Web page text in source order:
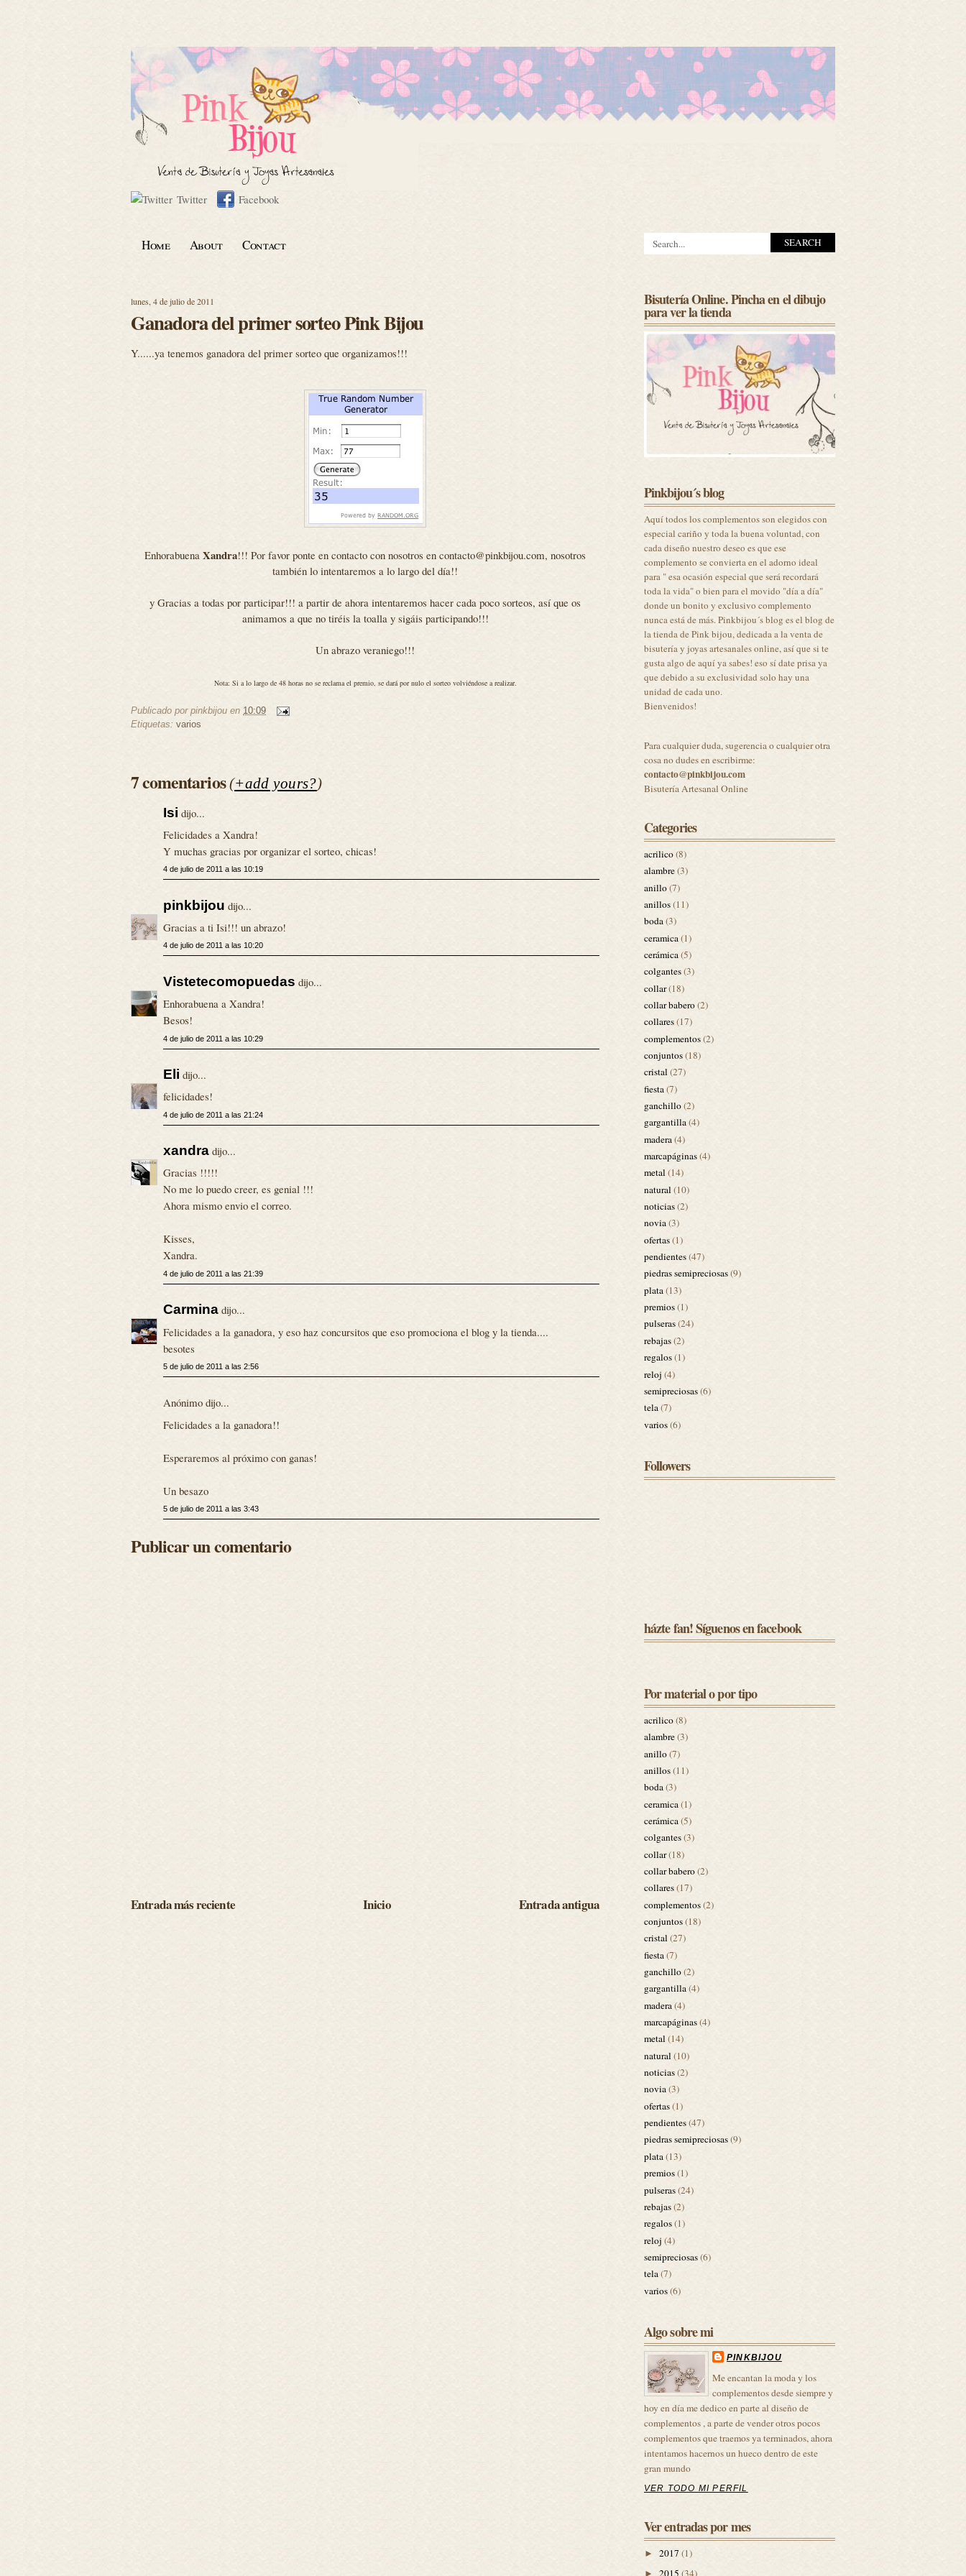
Twitter Facebook
Home About Contact
lunes, 4 de julio de 2011
Ganadora del primer sorteo Pink Bijou
Y......ya tenemos ganadora del primer sorteo que organizamos!!!
Enhorabuena Xandra!!! Por favor ponte en contacto con nosotros en contacto@pinkbijou.com, nosotros
también lo intentaremos a lo largo del día!!
y Gracias a todas por participar!!! a partir de ahora intentaremos hacer cada poco sorteos, así que os
animamos a que no tiréis la toalla y sigáis participando!!!
Un abrazo veraniego!!!
Nota: Si a lo largo de 48 horas no se reclama el premio, se dará por nulo el sorteo volviéndose a realizar.
Publicado por pinkbijou en 10:09
Etiquetas: varios
7 comentarios(+add yours?)
Isi dijo...
Felicidades a Xandra!
Y muchas gracias por organizar el sorteo, chicas!
4 de julio de 2011 a las 10:19
pinkbijou dijo...
Gracias a ti Isi!!! un abrazo!
4 de julio de 2011 a las 10:20
Vistetecomopuedas dijo...
Enhorabuena a Xandra!
Besos!
4 de julio de 2011 a las 10:29
Eli dijo...
felicidades!
4 de julio de 2011 a las 21:24
xandra dijo...
Gracias !!!!!
No me lo puedo creer, es genial !!!
Ahora mismo envio el correo.
Kisses,
Xandra.
4 de julio de 2011 a las 21:39
Carmina dijo...
Felicidades a la ganadora, y eso haz concursitos que eso promociona el blog y la tienda....
besotes
5 de julio de 2011 a las 2:56
Anónimo dijo...
Felicidades a la ganadora!!
Esperaremos al próximo con ganas!
Un besazo
5 de julio de 2011 a las 3:43
Publicar un comentario
Entrada más reciente Entrada antigua
Inicio
Bisutería Online. Pincha en el dibujo
para ver la tienda
Pinkbijou´s blog
Aquí todos los complementos son elegidos con
especial cariño y toda la buena voluntad, con
cada diseño nuestro deseo es que ese
complemento se convierta en el adorno ideal
para " esa ocasión especial que será recordará
toda la vida" o bien para el movido "día a día"
donde un bonito y exclusivo complemento
nunca está de más. Pinkbijou´s blog es el blog de
la tienda de Pink bijou, dedicada a la venta de
bisutería y joyas artesanales online, así que si te
gusta algo de aquí ya sabes! eso sí date prisa ya
que debido a su exclusividad solo hay una
unidad de cada uno.
Bienvenidos!
Para cualquier duda, sugerencia o cualquier otra
cosa no dudes en escribirme:
contacto@pinkbijou.com
Bisutería Artesanal Online
Categories
acrilico(8)
alambre(3)
anillo(7)
anillos(11)
boda(3)
ceramica (1)
cerámica(5)
colgantes(3)
collar(18)
collar babero(2)
collares(17)
complementos(2)
conjuntos(18)
cristal(27)
fiesta(7)
ganchillo(2)
gargantilla(4)
madera(4)
marcapáginas(4)
metal(14)
natural(10)
noticias(2)
novia(3)
ofertas(1)
pendientes(47)
piedras semipreciosas(9)
plata(13)
premios(1)
pulseras(24)
rebajas(2)
regalos(1)
reloj (4)
semipreciosas(6)
tela(7)
varios(6)
Followers
házte fan! Síguenos en facebook
Por material o por tipo
acrilico(8)
alambre(3)
anillo(7)
anillos(11)
boda(3)
ceramica (1)
cerámica(5)
colgantes(3)
collar(18)
collar babero(2)
collares(17)
complementos(2)
conjuntos(18)
cristal(27)
fiesta(7)
ganchillo(2)
gargantilla(4)
madera(4)
marcapáginas(4)
metal(14)
natural(10)
noticias(2)
novia(3)
ofertas(1)
pendientes(47)
piedras semipreciosas(9)
plata(13)
premios(1)
pulseras(24)
rebajas(2)
regalos(1)
reloj (4)
semipreciosas(6)
tela(7)
varios(6)
Algo sobre mi
PINKBIJOU
Me encantan la moda y los
complementos desde siempre y
hoy en día me dedico en parte al diseño de
complementos , a parte de vender otros pocos
complementos que traemos ya terminados, ahora
intentamos hacernos un hueco dentro de este
gran mundo
VER TODO MI PERFIL
Ver entradas por mes
► 2017 (1)
► 2015 (34)